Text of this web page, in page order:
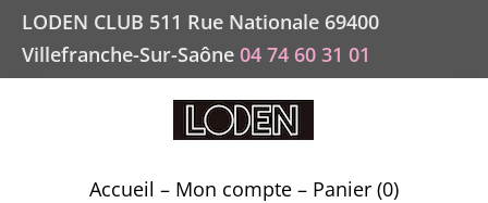
LODEN CLUB 511 Rue Nationale 69400
Villefranche-Sur-Saône 04 74 60 31 01
Accueil – Mon compte– Panier (0)